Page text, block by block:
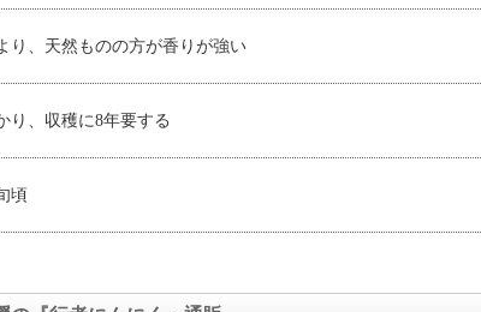
「アイヌネギ」と言い、その名前からも分かるように北海
特徴
抗菌・抗カビ作用がある